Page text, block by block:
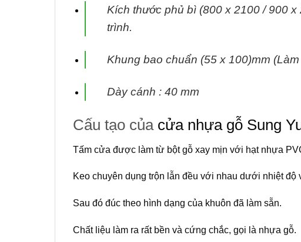
Kích thước phủ bì (800 x 2100 / 900
trình.
Khung bao chuẩn (55 x 100)mm
Dày cánh : 40 mm
Cấu tạo của cửa nhựa gỗ Sung
Tấm cửa được làm từ bột gỗ xay mịn với hạt nhựa
Keo chuyên dụng trộn lẫn đều với nhau dưới nhiệt độ
Sau đó đúc theo hình dạng của khuôn đã làm sẵn.
Chất liệu làm ra rất bền và cứng chắc, gọi là nhựa gỗ.